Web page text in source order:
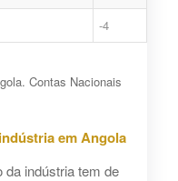
-4
Contas Nacionais
em Angola
da indústria tem de